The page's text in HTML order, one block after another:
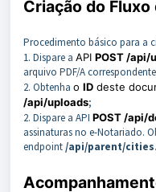
Criação do
Procedimento básico para a
1. Dispare a API POST /api/
arquivo PDF/A
2. Obtenha o ID deste
/api/uploads;
2. Dispare a API POST /api/
assinaturas no e-Notariado.
endpoint/api/parent/cities.